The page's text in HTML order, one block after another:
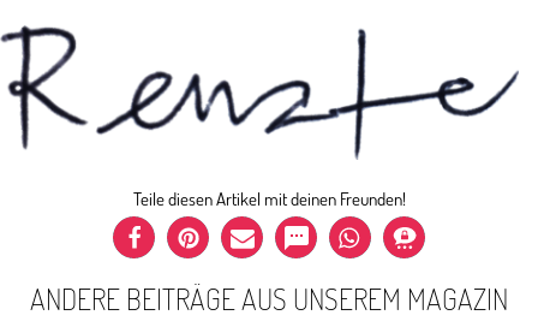
Teile diesen Artikel mit deinen Freunden!
ANDERE BEITRÄGE AUS UNSEREM MAGAZIN